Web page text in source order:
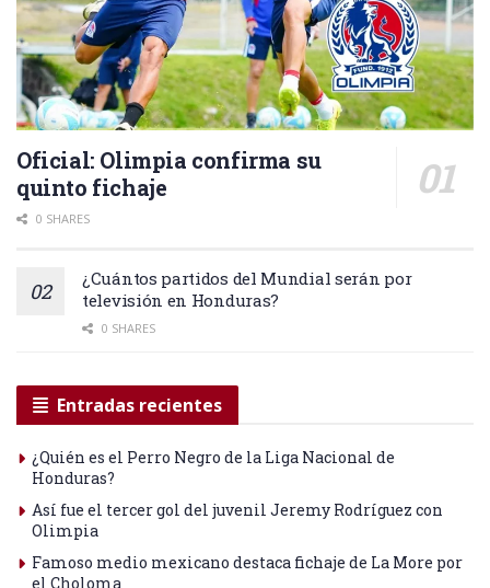
Oficial: Olimpia confirma su
quinto fichaje
0 SHARES
¿Cuántos partidos del Mundial serán por
televisión en Honduras?
0 SHARES
Entradas recientes
¿Quién es el Perro Negro de la Liga Nacional de
Honduras?
Así fue el tercer gol del juvenil Jeremy Rodríguez con
Olimpia
Famoso medio mexicano destaca fichaje de La More por
el Choloma